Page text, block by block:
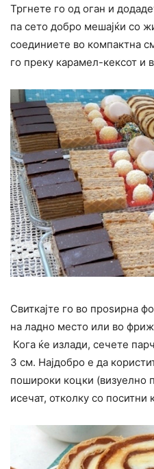
Тргнете го од оган и
па сето добро мешајќи со
соединиете во компактна
го преку карамел-кексот и
Свиткајте го во проѕирна
на ладно место или во
Кога ќе излади, сечете
3 см. Најдобро е да
пошироки коцки (визуелно
исечат, отколку со поситни